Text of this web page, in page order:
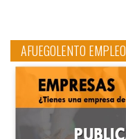
AFUEGOLENTO EMPLEO